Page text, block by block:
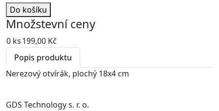
Do košíku
Množstevní ceny
0 ks199,00 Kč
Popis produktu
Nerezový otvírák, plochý 18x4 cm
GDS Technology s. r. o.